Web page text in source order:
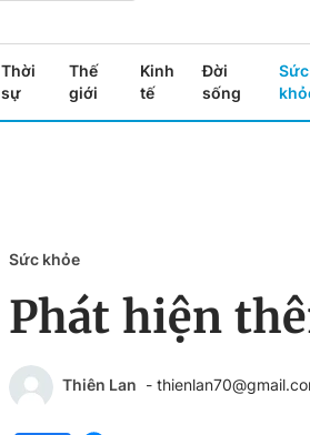
Thời
sự
Thế
giới
Kinh
tế
Đời
sống
Sức
Sức khỏe
Phát hiện
Thiên Lan -